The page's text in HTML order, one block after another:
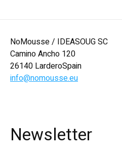
NoMousse / IDEASOUG SC
Camino Ancho 120
26140 LarderoSpain
info@nomousse.eu
Newsletter